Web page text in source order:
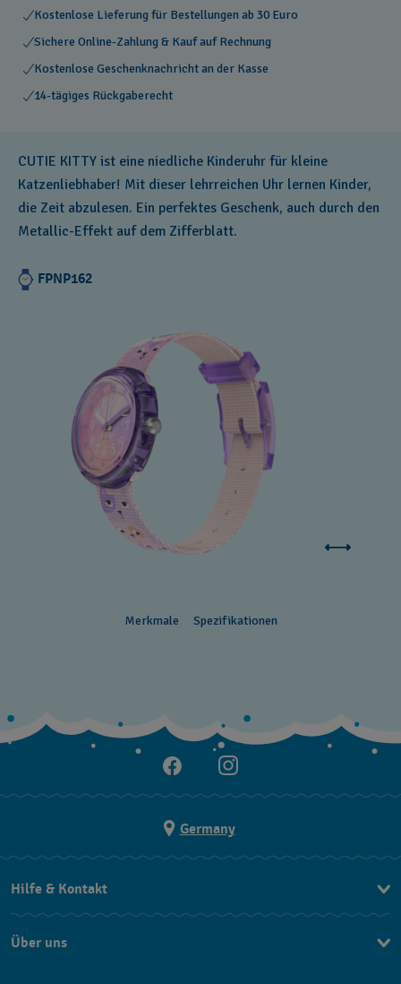
Kostenlose Lieferung für Bestellungen ab 30 Euro
Sichere Online-Zahlung & Kauf auf Rechnung
Kostenlose Geschenknachricht an der Kasse
14-tägiges Rückgaberecht
CUTIE KITTY ist eine niedliche Kinderuhr für kleine
Katzenliebhaber! Mit dieser lehrreichen Uhr lernen Kinder,
die Zeit abzulesen. Ein perfektes Geschenk, auch durch den
Metallic-Effekt auf dem Zifferblatt.
FPNP162
Merkmale Spezifikationen
Germany
Hilfe & Kontakt
Über uns